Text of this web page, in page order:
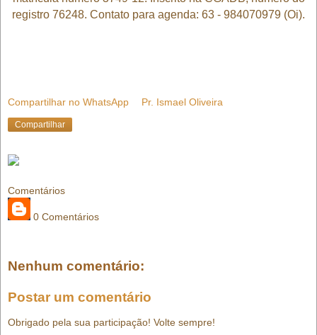
registro 76248. Contato para agenda: 63 - 984070979 (Oi).
Compartilhar no WhatsApp Pr. Ismael Oliveira
Compartilhar
Comentários
0 Comentários
Nenhum comentário:
Postar um comentário
Obrigado pela sua participação! Volte sempre!